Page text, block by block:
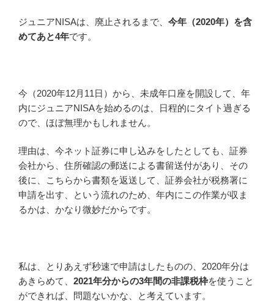
ジュニアNISAは、廃止されるまで、 今年（2020年）を含
めてあと4年です。
今（2020年12月11日）から、未成年口座を開設して、年
内にジュニアNISAを始めるのは、日程的にタイト過ぎる
ので、ほぼ無理かもしれません。
理由は、今ネット証券に申し込みをしたとしても、証券
会社から、住所確認の郵送による書留送付があり、その
後に、こちらから書類を返送して、証券会社が税務署に
申請を出す、という流れのため、年内にこの作業が収ま
るかは、かなり微妙だからです。
私は、とりあえず秒速で申請はしたものの、2020年分は
あきらめて、 2021年分からの3年間の非課税枠を使うこと
ができれば、問題ないかな、と考えています。